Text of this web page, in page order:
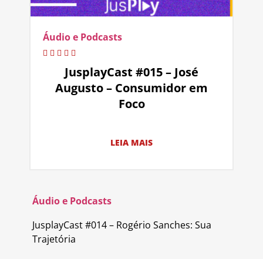
Áudio e Podcasts
JusplayCast #015 – José
Augusto – Consumidor em
Foco
LEIA MAIS
Áudio e Podcasts
JusplayCast #014 – Rogério Sanches: Sua
Trajetória